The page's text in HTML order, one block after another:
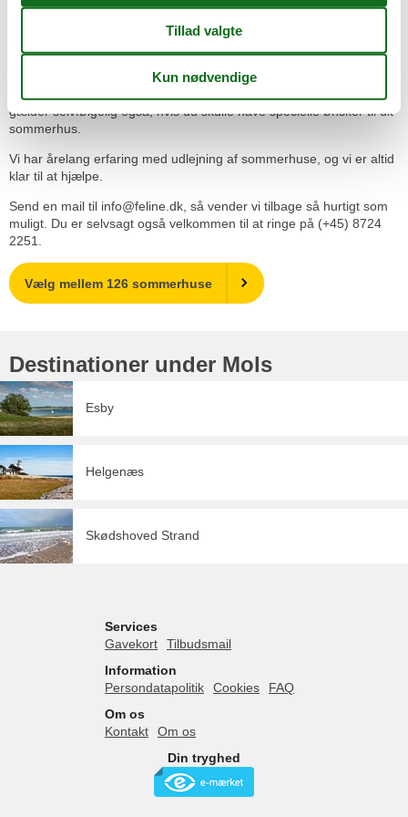
Feline Holidays's prisgaranti. Betingelserne kan du læse om på
Kundeservice
Hvis du føler at du har behov for assistance eller du har spørgsmål
vedrørende et sommerhus, er du velkommen til at kontakte os. Det
gælder selvfølgelig også, hvis du skulle have specielle ønsker til dit
sommerhus.
Vi har årelang erfaring med udlejning af sommerhuse, og vi er altid
klar til at hjælpe.
Send en mail til info@feline.dk, så vender vi tilbage så hurtigt som
muligt. Du er selvsagt også velkommen til at ringe på (+45) 8724
2251.
Vælg mellem 126 sommerhuse
Destinationer under Mols
Esby
Helgenæs
Skødshoved Strand
Services
Gavekort
Tilbudsmail
Information
Persondatapolitik
Cookies
FAQ
Om os
Kontakt
Om os
Din tryghed